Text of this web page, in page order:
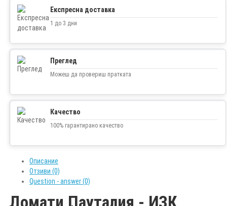
Експресна доставка
1 до 3 дни
Преглед
Можеш да провериш пратката
Качество
100% гарантирано качество
Описание
Отзиви (0)
Question - answer (0)